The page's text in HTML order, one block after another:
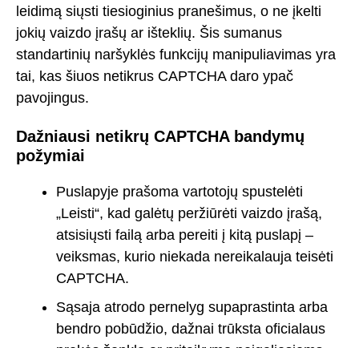
leidimą siųsti tiesioginius pranešimus, o ne įkelti
jokių vaizdo įrašų ar išteklių. Šis sumanus
standartinių naršyklės funkcijų manipuliavimas yra
tai, kas šiuos netikrus CAPTCHA daro ypač
pavojingus.
Dažniausi netikrų CAPTCHA bandymų
požymiai
Puslapyje prašoma vartotojų spustelėti
„Leisti“, kad galėtų peržiūrėti vaizdo įrašą,
atsisiųsti failą arba pereiti į kitą puslapį –
veiksmas, kurio niekada nereikalauja teisėti
CAPTCHA.
Sąsaja atrodo pernelyg supaprastinta arba
bendro pobūdžio, dažnai trūksta oficialaus